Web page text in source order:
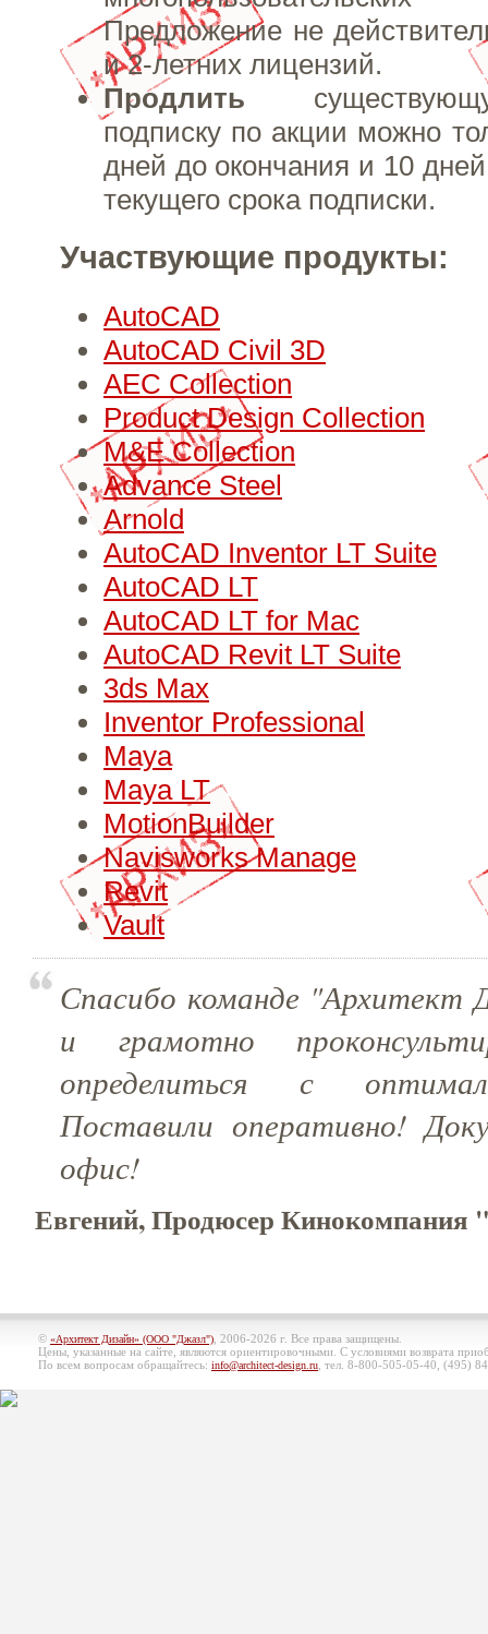
Предложение не
и 2-летних лицензий.
Продлить
подписку по акции можно
дней до окончания и 10
текущего срока подписки.
Участвующие продукты:
AutoCAD
AutoCAD Civil 3D
AEC Collection
Product Design Collection
M&E Collection
Advance Steel
Arnold
AutoCAD Inventor LT Suite
AutoCAD LT
AutoCAD LT for Mac
AutoCAD Revit LT Suite
3ds Max
Inventor Professional
Maya
Maya LT
MotionBuilder
Navisworks Manage
Revit
Vault
Спасибо команде "Архитект
и грамотно
определиться с
Поставили оперативно!
офис!
Евгений, Продюсер
© «Архитект Дизайн» (ООО "Джазл") , 2006-2026 г. Все права защищены.
Цены, указанные на сайте, являются ориентировочными. С условиями возврата
По всем вопросам обращайтесь: info@architect-design.ru , тел. 8-800-505-05-40, (495)